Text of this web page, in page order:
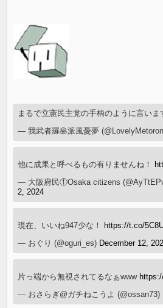
まるで立憲民主党の手柄のように言いま
— 我武者羅🥞派風憂夢
他に成果と呼べるもの有りませんね！
— 大阪府民①Osaka citizens
2, 2024
現在、いいね947少な！ https://t.co/
— おぐり (@oguri_es) December 12,
片っ端から無視されてるなぁwww
— おさらぎ@ガチねこうよ (@ossan73)